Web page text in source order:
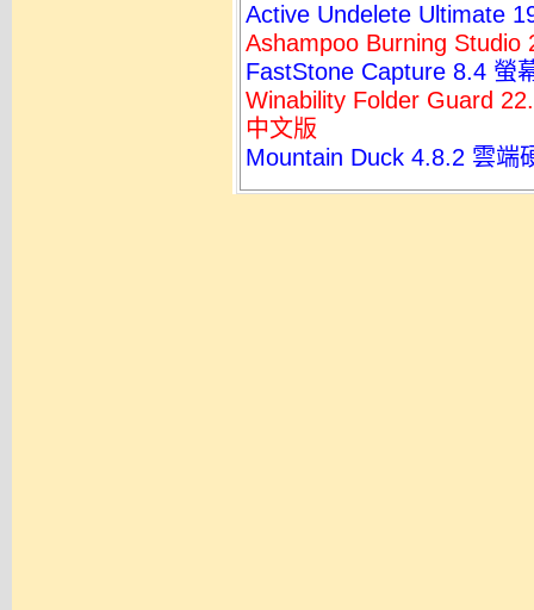
Active Undelete Ultimate
Ashampoo Burning Studio
FastStone Capture 8.4 螢
Winability Folder Guard
中文版
Mountain Duck 4.8.2 雲端